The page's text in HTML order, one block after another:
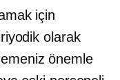
için
olarak
önemle